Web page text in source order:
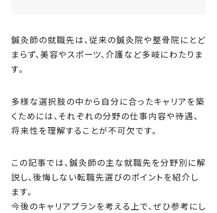
鍼灸師の就職先は、従来の鍼灸院や整骨院にとど
まらず、美容やスポーツ、介護など多岐にわたりま
す。
多様な選択肢の中から自分に合ったキャリアを築
くためには、それぞれの分野の仕事内容や待遇、
将来性を理解することが不可欠です。
この記事では、鍼灸師の主な就職先を分野別に解
説し、後悔しない転職先選びのポイントを紹介し
ます。
今後のキャリアプランを考える上で、ぜひ参考にし